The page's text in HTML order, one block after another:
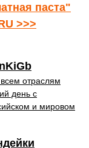
паста"
>>>
отраслям
день с
и мировом